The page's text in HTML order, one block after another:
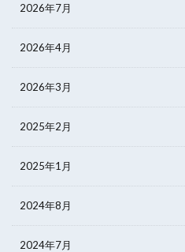
2026年7月
2026年4月
2026年3月
2025年2月
2025年1月
2024年8月
2024年7月